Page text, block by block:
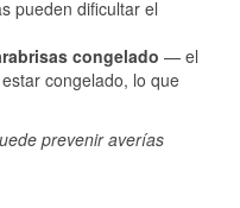
pueden dificultar el
congelado — el
congelado, lo que
prevenir averías